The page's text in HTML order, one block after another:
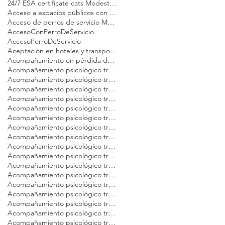
24/7 ESA certificate cats Modest Dog
Acceso a espacios públicos con gato de apoyo emocional
Acceso de perros de servicio Modest Dog
AccesoConPerroDeServicio
AccesoPerroDeServicio
Aceptación en hoteles y transporte perro emocional Modest Dog México
Acompañamiento en pérdida de mascotas Modest Dog México
Acompañamiento psicológico tras la pérdida de tu gato Modest Dog CDMX
Acompañamiento psicológico tras la pérdida de tu gato Modest Dog Cancún
Acompañamiento psicológico tras la pérdida de tu gato Modest Dog Guadalajara
Acompañamiento psicológico tras la pérdida de tu gato Modest Dog Los Cabos
Acompañamiento psicológico tras la pérdida de tu gato Modest Dog México
Acompañamiento psicológico tras la pérdida de tu gato Modest Dog Nuevo Vallarta
Acompañamiento psicológico tras la pérdida de tu gato Modest Dog Playa del Carmen
Acompañamiento psicológico tras la pérdida de tu gato Modest Dog Puebla
Acompañamiento psicológico tras la pérdida de tu gato Modest Dog Puerto Vallarta
Acompañamiento psicológico tras la pérdida de tu gato Modest Dog Querétaro
Acompañamiento psicológico tras la pérdida de tu gato Modest Dog Tulum
Acompañamiento psicológico tras la pérdida de tu gato Modest Dog Veracruz
Acompañamiento psicológico tras la pérdida de tu gato Modest Dog Zapopan
Acompañamiento psicológico tras la pérdida de tu mascota Modest Dog Argentina
Acompañamiento psicológico tras la pérdida de tu mascota Modest Dog Brasil
Acompañamiento psicológico tras la pérdida de tu mascota Modest Dog Buenos Aires
Acompañamiento psicológico tras la pérdida de tu mascota Modest Dog CDMX